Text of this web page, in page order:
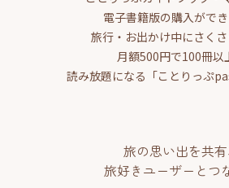
電子書籍版の購入ができ
旅行・お出かけ中にさく
月額500円で100冊以
読み放題になる「ことりっぷ
旅の思い出を共有
旅好きユーザーとつ